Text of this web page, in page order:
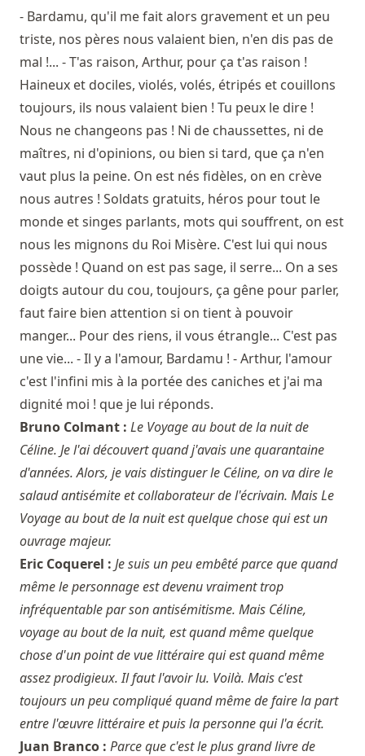
- Bardamu, qu'il me fait alors gravement et un peu
triste, nos pères nous valaient bien, n'en dis pas de
mal !... - T'as raison, Arthur, pour ça t'as raison !
Haineux et dociles, violés, volés, étripés et couillons
toujours, ils nous valaient bien ! Tu peux le dire !
Nous ne changeons pas ! Ni de chaussettes, ni de
maîtres, ni d'opinions, ou bien si tard, que ça n'en
vaut plus la peine. On est nés fidèles, on en crève
nous autres ! Soldats gratuits, héros pour tout le
monde et singes parlants, mots qui souffrent, on est
nous les mignons du Roi Misère. C'est lui qui nous
possède ! Quand on est pas sage, il serre... On a ses
doigts autour du cou, toujours, ça gêne pour parler,
faut faire bien attention si on tient à pouvoir
manger... Pour des riens, il vous étrangle... C'est pas
une vie... - Il y a l'amour, Bardamu ! - Arthur, l'amour
c'est l'infini mis à la portée des caniches et j'ai ma
dignité moi ! que je lui réponds.
Bruno Colmant : Le Voyage au bout de la nuit de
Céline. Je l'ai découvert quand j'avais une quarantaine
d'années. Alors, je vais distinguer le Céline, on va dire le
salaud antisémite et collaborateur de l'écrivain. Mais Le
Voyage au bout de la nuit est quelque chose qui est un
ouvrage majeur.
Eric Coquerel : Je suis un peu embêté parce que quand
même le personnage est devenu vraiment trop
infréquentable par son antisémitisme. Mais Céline,
voyage au bout de la nuit, est quand même quelque
chose d'un point de vue littéraire qui est quand même
assez prodigieux. Il faut l'avoir lu. Voilà. Mais c'est
toujours un peu compliqué quand même de faire la part
entre l'œuvre littéraire et puis la personne qui l'a écrit.
Juan Branco : Parce que c'est le plus grand livre de